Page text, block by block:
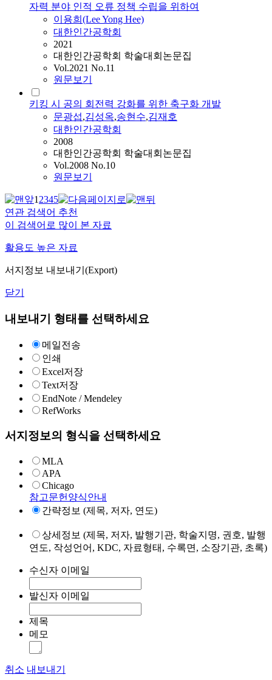
자력 분야 인적 오류 정책 수립을 위하여
이용희(Lee Yong Hee)
대한인간공학회
2021
대한인간공학회 학술대회논문집
Vol.2021 No.11
원문보기
키킹 시 공의 회전력 강화를 위한 축구화 개발
문광섭,김성옥,송현수,김재호
대한인간공학회
2008
대한인간공학회 학술대회논문집
Vol.2008 No.10
원문보기
12345
연관 검색어 추천
이 검색어로 많이 본 자료
활용도 높은 자료
서지정보 내보내기(Export)
닫기
내보내기 형태를 선택하세요
메일전송
인쇄
Excel저장
Text저장
EndNote / Mendeley
RefWorks
서지정보의 형식을 선택하세요
MLA
APA
Chicago
참고문헌양식안내
간략정보 (제목, 저자, 연도)
상세정보 (제목, 저자, 발행기관, 학술지명, 권호, 발행
연도, 작성언어, KDC, 자료형태, 수록면, 소장기관, 초록)
수신자 이메일
발신자 이메일
제목
메모
취소 내보내기